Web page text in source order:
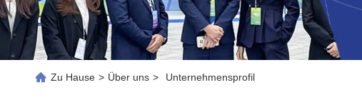
Zu Hause > Über uns > Unternehmensprofil